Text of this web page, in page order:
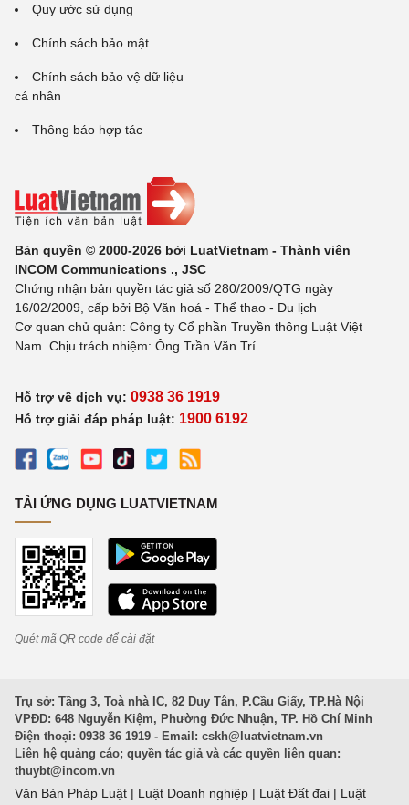
Quy ước sử dụng
Chính sách bảo mật
Chính sách bảo vệ dữ liệu
cá nhân
Thông báo hợp tác
Bản quyền © 2000-2026 bởi LuatVietnam - Thành viên
INCOM Communications ., JSC
Chứng nhận bản quyền tác giả số 280/2009/QTG ngày
16/02/2009, cấp bởi Bộ Văn hoá - Thể thao - Du lịch
Cơ quan chủ quản: Công ty Cổ phần Truyền thông Luật Việt
Nam. Chịu trách nhiệm: Ông Trần Văn Trí
Hỗ trợ về dịch vụ: 0938 36 1919
Hỗ trợ giải đáp pháp luật: 1900 6192
TẢI ỨNG DỤNG LUATVIETNAM
Quét mã QR code để cài đặt
Trụ sở: Tầng 3, Toà nhà IC, 82 Duy Tân, P.Cầu Giấy, TP.Hà Nội
VPĐD: 648 Nguyễn Kiệm, Phường Đức Nhuận, TP. Hồ Chí Minh
Điện thoại: 0938 36 1919 - Email: cskh@luatvietnam.vn
Liên hệ quảng cáo; quyền tác giả và các quyền liên quan:
thuybt@incom.vn
Văn Bản Pháp Luật | Luật Doanh nghiệp | Luật Đất đai | Luật